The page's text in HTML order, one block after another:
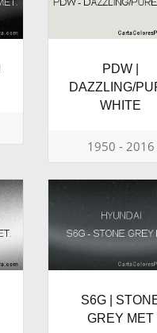
PDW |
DAZZLING/
WHITE
1950 - 2016
S6G |
GREY MET